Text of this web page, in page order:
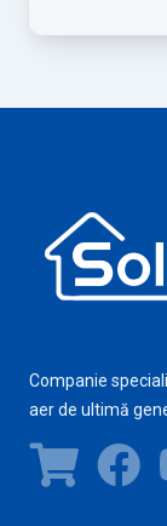
Companie
aer de ultimă